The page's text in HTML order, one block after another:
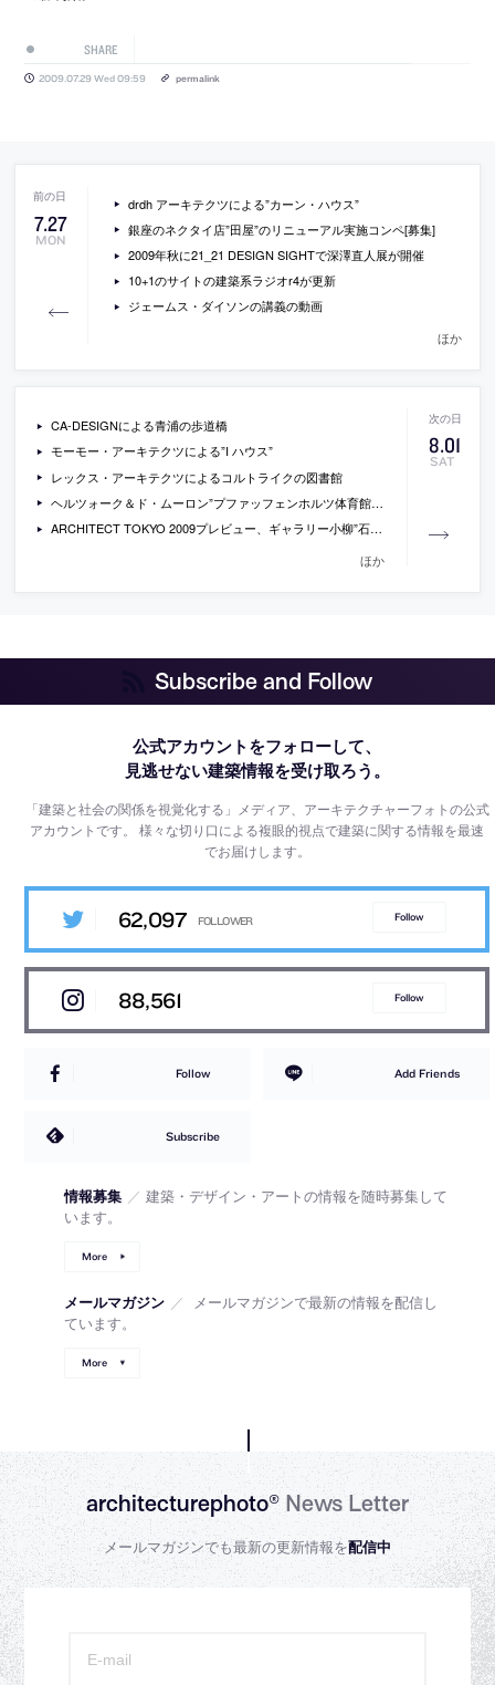
SHARE
2009.07.29 Wed 09:59 permalink
7.27
MON
drdh アーキテクツによる”カーン・ハウス”
銀座のネクタイ店”田屋”のリニューアル実施コンペ[募集]
2009年秋に21_21 DESIGN SIGHTで深澤直人展が開催
10+1のサイトの建築系ラジオr4が更新
ジェームス・ダイソンの講義の動画
ほか
8.01
SAT
CA-DESIGNによる青浦の歩道橋
モーモー・アーキテクツによる”I ハウス”
レックス・アーキテクツによるコルトライクの図書館
ヘルツォーク＆ド・ムーロン”プファッフェンホルツ体育館”の動画
ARCHITECT TOKYO 2009プレビュー、ギャラリー小柳”石上純也 ＋ 杉本博司”展
ほか
Subscribe and Follow
公式アカウントをフォローして、
見逃せない建築情報を受け取ろう。
「建築と社会の関係を視覚化する」メディア、アーキテクチャーフォトの公式
アカウントです。様々な切り口による複眼的視点で建築に関する情報を最速
でお届けします。
62,097 Follow
88,561 Follow
Follow Add Friends
Subscribe
情報募集 ／ 建築・デザイン・アートの情報を随時募集して
います。
More
メールマガジン ／
メールマガジンで最新の情報を配信し
ています。
More
architecturephoto®News Letter
メールマガジンでも最新の更新情報を配信中